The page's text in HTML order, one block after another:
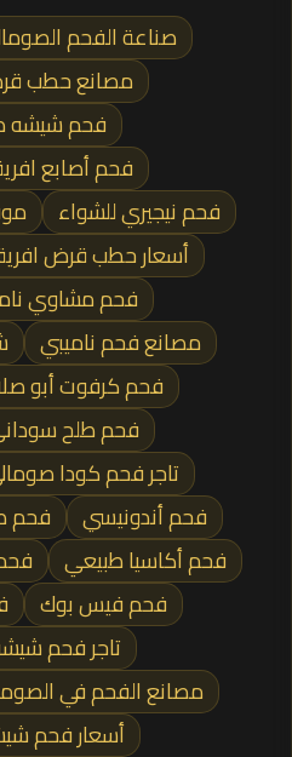
صناعة الفحم
مصانع حطب
فحم شيشه
فحم أصابع
فحم نيجيري للشواء
أسعار حطب قرض
فحم مشاوي
مصانع فحم ناميبي
فحم كرفوت أبو
فحم طلح
تاجر فحم كودا
فحم أندونيسي
فحم
فحم أكاسيا طبيعي
فحم فيس بوك
تاجر فحم
مصانع الفحم في
أسعار فحم